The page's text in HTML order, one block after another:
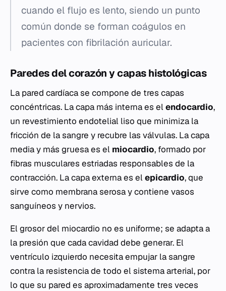
cuando el flujo es lento, siendo un punto
común donde se forman coágulos en
pacientes con fibrilación auricular.
Paredes del corazón y capas histológicas
La pared cardíaca se compone de tres capas
concéntricas. La capa más interna es elendocardio,
un revestimiento endotelial liso que minimiza la
fricción de la sangre y recubre las válvulas. La capa
media y más gruesa es el miocardio, formado por
fibras musculares estriadas responsables de la
contracción. La capa externa es elepicardio, que
sirve como membrana serosa y contiene vasos
sanguíneos y nervios.
El grosor del miocardio no es uniforme; se adapta a
la presión que cada cavidad debe generar. El
ventrículo izquierdo necesita empujar la sangre
contra la resistencia de todo el sistema arterial, por
lo que su pared es aproximadamente tres veces